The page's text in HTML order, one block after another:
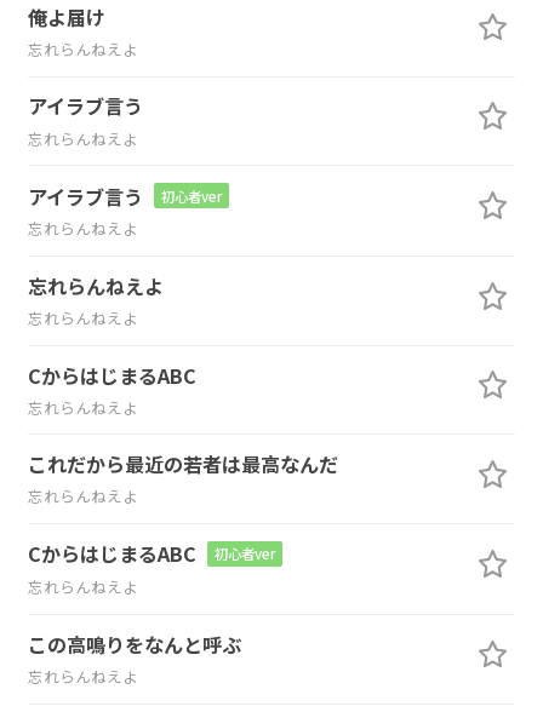
俺よ届け
忘れらんねえよ
アイラブ言う
忘れらんねえよ
アイラブ言う 初心者ver
忘れらんねえよ
忘れらんねえよ
忘れらんねえよ
CからはじまるABC
忘れらんねえよ
これだから最近の若者は最高なんだ
忘れらんねえよ
CからはじまるABC 初心者ver
忘れらんねえよ
この高鳴りをなんと呼ぶ
忘れらんねえよ